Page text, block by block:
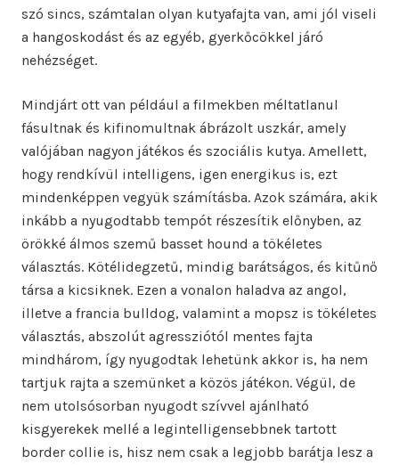
szó sincs, számtalan olyan kutyafajta van, ami jól viseli
a hangoskodást és az egyéb, gyerkőcökkel járó
nehézséget.
Mindjárt ott van például a filmekben méltatlanul
fásultnak és kifinomultnak ábrázolt uszkár, amely
valójában nagyon játékos és szociális kutya. Amellett,
hogy rendkívül intelligens, igen energikus is, ezt
mindenképpen vegyük számításba. Azok számára, akik
inkább a nyugodtabb tempót részesítik előnyben, az
örökké álmos szemű basset hound a tökéletes
választás. Kötélidegzetű, mindig barátságos, és kitűnő
társa a kicsiknek. Ezen a vonalon haladva az angol,
illetve a francia bulldog, valamint a mopsz is tökéletes
választás, abszolút agressziótól mentes fajta
mindhárom, így nyugodtak lehetünk akkor is, ha nem
tartjuk rajta a szemünket a közös játékon. Végül, de
nem utolsósorban nyugodt szívvel ajánlható
kisgyerekek mellé a legintelligensebbnek tartott
border collie is, hisz nem csak a legjobb barátja lesz a